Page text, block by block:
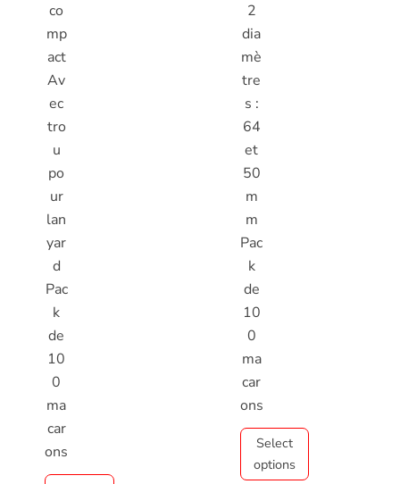
co
mp
act
Av
ec
tro
u
po
ur
lan
yar
d
Pac
k
de
10
0
ma
car
ons
2
dia
mè
tre
s :
64
et
50
m
m
Pac
k
de
10
0
ma
car
ons
Select
options